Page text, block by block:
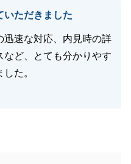
いただきました
迅速な対応、内見時の詳
ど、とても分かりやす
た。